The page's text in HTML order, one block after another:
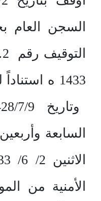
السجن العام
السابعة